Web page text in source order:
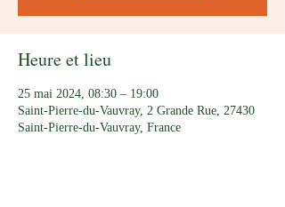
Heure et lieu
25 mai 2024, 08:30 – 19:00
Saint-Pierre-du-Vauvray, 2 Grande Rue, 27430
Saint-Pierre-du-Vauvray, France